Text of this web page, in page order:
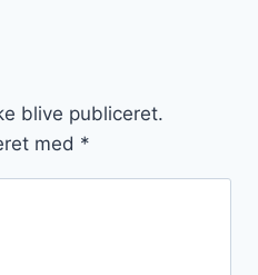
blive publiceret.
med *